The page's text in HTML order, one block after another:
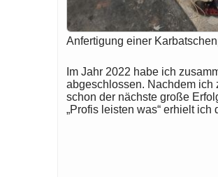
Anfertigung einer
Im Jahr 2022 habe ich
abgeschlossen. Nachdem ich
schon der nächste große
„Profis leisten was“ erhielt ich